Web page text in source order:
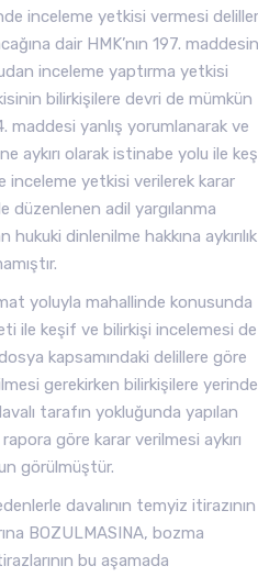
inceleme yetkisi vermesi
dair HMK’nın 197.
inceleme yaptırma yetkisi
bilirkişilere devri de mümkün
maddesi yanlış yorumlanarak ve
aykırı olarak istinabe yolu ile
inceleme yetkisi verilerek karar
düzenlenen adil yargılanma
dinlenilme hakkına aykırılık
yoluyla mahallinde konusunda
ile keşif ve bilirkişi incelemesi de
kapsamındaki delillere göre
gerekirken bilirkişilere yerinde
tarafın yokluğunda yapılan
göre karar verilmesi aykırı
görülmüştür.
davalının temyiz itirazının
BOZULMASINA, bozma
bu aşamada